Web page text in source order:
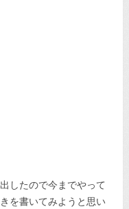
したので今までやって
を書いてみようと思い